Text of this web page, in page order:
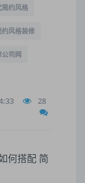
简约风格
约风格装修
公司网
28
何搭配 简